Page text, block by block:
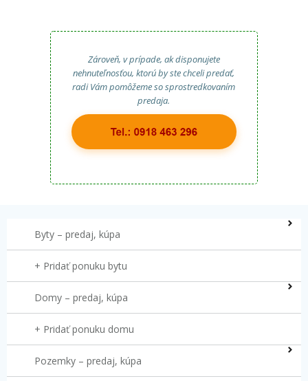
Zároveň, v prípade, ak disponujete
nehnuteľnosťou, ktorú by ste chceli predať,
radi Vám pomôžeme so sprostredkovaním
predaja.
Byty – predaj, kúpa
+ Pridať ponuku bytu
Domy – predaj, kúpa
+ Pridať ponuku domu
Pozemky – predaj, kúpa